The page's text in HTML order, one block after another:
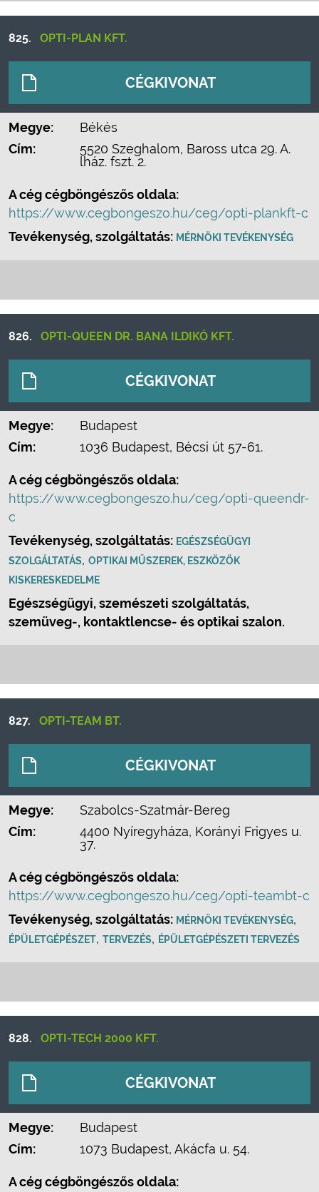
825. OPTI-PLAN KFT.
CÉGKIVONAT
Megye:
Békés
Cím:
5520 Szeghalom, Baross utca 29. A.
lház. fszt. 2.
A cég cégböngészős oldala:
https://www.cegbongeszo.hu/ceg/opti-plankft-c
Tevékenység, szolgáltatás: MÉRNÖKI TEVÉKENYSÉG
826. OPTI-QUEEN DR. BANA ILDIKÓ KFT.
CÉGKIVONAT
Megye:
Budapest
Cím:
1036 Budapest, Bécsi út 57-61.
A cég cégböngészős oldala:
https://www.cegbongeszo.hu/ceg/opti-queendr-
c
Tevékenység, szolgáltatás: EGÉSZSÉGÜGYI
SZOLGÁLTATÁS, OPTIKAI MŰSZEREK, ESZKÖZÖK
KISKERESKEDELME
Egészségügyi, szemészeti szolgáltatás,
szemüveg-, kontaktlencse- és optikai szalon.
827. OPTI-TEAM BT.
CÉGKIVONAT
Megye:
Szabolcs-Szatmár-Bereg
Cím:
4400 Nyíregyháza, Korányi Frigyes u.
37.
A cég cégböngészős oldala:
https://www.cegbongeszo.hu/ceg/opti-teambt-c
Tevékenység, szolgáltatás: MÉRNÖKI TEVÉKENYSÉG,
ÉPÜLETGÉPÉSZET, TERVEZÉS, ÉPÜLETGÉPÉSZETI TERVEZÉS
828. OPTI-TECH 2000 KFT.
CÉGKIVONAT
Megye:
Budapest
Cím:
1073 Budapest, Akácfa u. 54.
A cég cégböngészős oldala: